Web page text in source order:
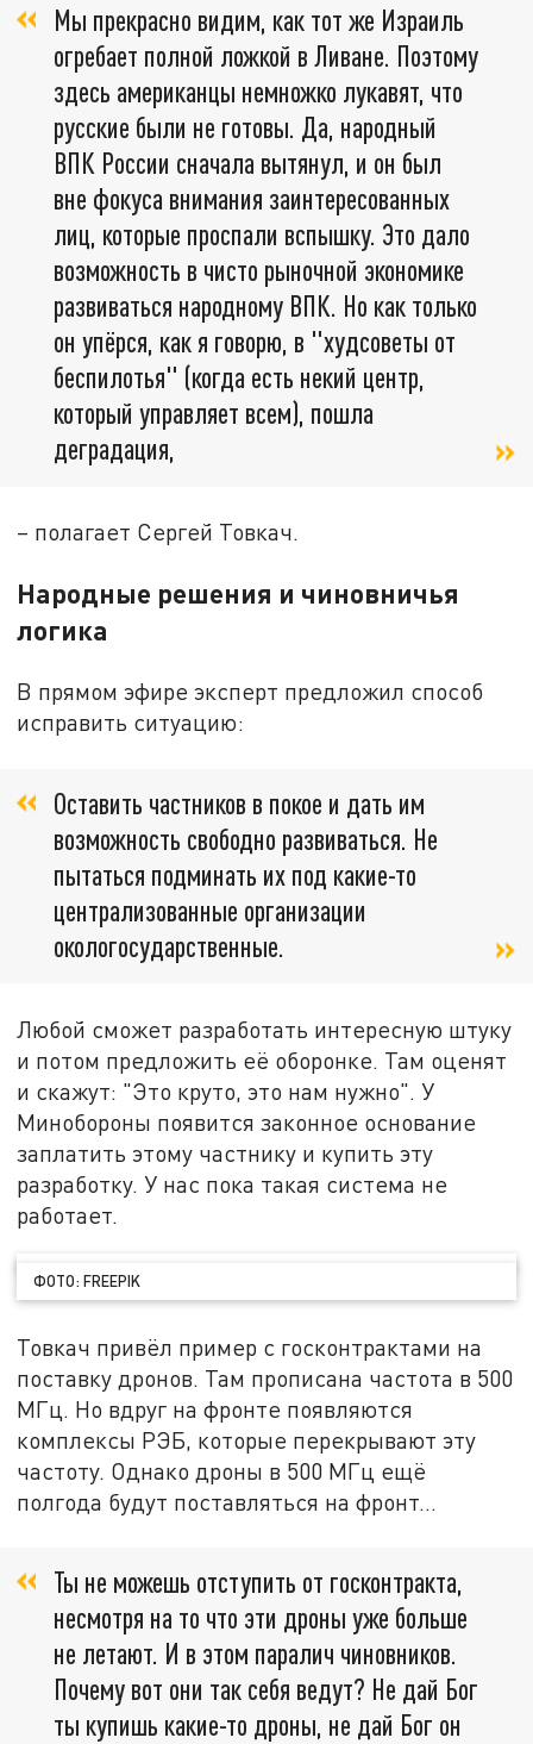
Мы прекрасно видим, как тот же Израиль
огребает полной ложкой в Ливане. Поэтому
здесь американцы немножко лукавят, что
русские были не готовы. Да, народный
ВПК России сначала вытянул, и он был
вне фокуса внимания заинтересованных
лиц, которые проспали вспышку. Это дало
возможность в чисто рыночной экономике
развиваться народному ВПК. Но как только
он упёрся, как я говорю, в "худсоветы от
беспилотья" (когда есть некий центр,
который управляет всем), пошла
деградация,
– полагает Сергей Товкач.
Народные решения и чиновничья
логика
В прямом эфире эксперт предложил способ
исправить ситуацию:
Оставить частников в покое и дать им
возможность свободно развиваться. Не
пытаться подминать их под какие-то
централизованные организации
окологосударственные.
Любой сможет разработать интересную штуку
и потом предложить её оборонке. Там оценят
и скажут: "Это круто, это нам нужно". У
Минобороны появится законное основание
заплатить этому частнику и купить эту
разработку. У нас пока такая система не
работает.
ФОТО: FREEPIK
Товкач привёл пример с госконтрактами на
поставку дронов. Там прописана частота в 500
МГц. Но вдруг на фронте появляются
комплексы РЭБ, которые перекрывают эту
частоту. Однако дроны в 500 МГц ещё
полгода будут поставляться на фронт...
Ты не можешь отступить от госконтракта,
несмотря на то что эти дроны уже больше
не летают. И в этом паралич чиновников.
Почему вот они так себя ведут? Не дай Бог
ты купишь какие-то дроны, не дай Бог он